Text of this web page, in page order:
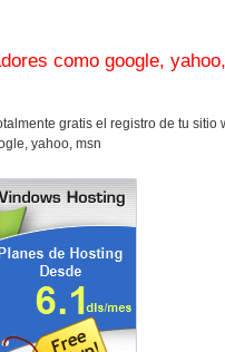
como google, yahoo,
gratis el registro de tu sitio
yahoo, msn